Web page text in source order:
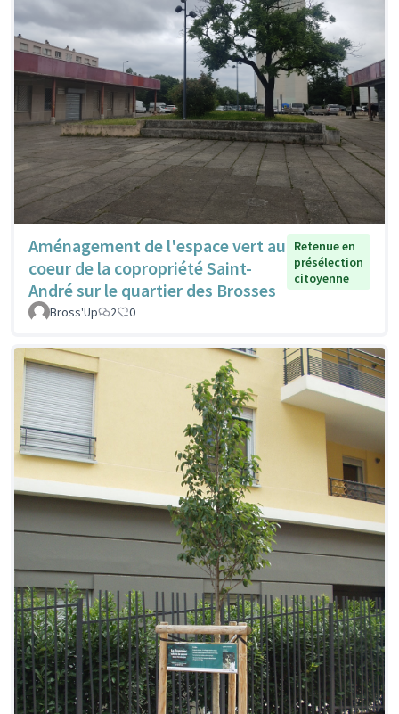
Aménagement de l'espace vert au
coeur de la copropriété Saint-
André sur le quartier des Brosses
Retenue en
présélection
citoyenne
Bross'Up 2 0